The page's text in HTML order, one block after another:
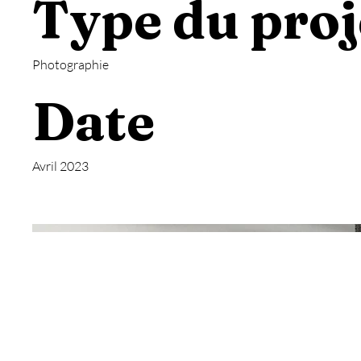
Type du
Photographie
Date
Avril 2023